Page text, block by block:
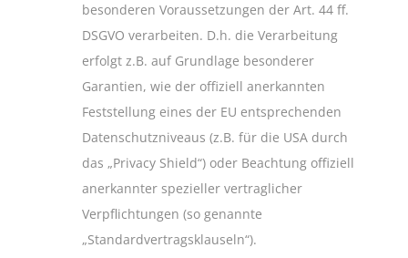
besonderen Voraussetzungen der Art. 44 ff.
DSGVO verarbeiten. D.h. die Verarbeitung
erfolgt z.B. auf Grundlage besonderer
Garantien, wie der offiziell anerkannten
Feststellung eines der EU entsprechenden
Datenschutzniveaus (z.B. für die USA durch
das „Privacy Shield“) oder Beachtung offiziell
anerkannter spezieller vertraglicher
Verpflichtungen (so genannte
„Standardvertragsklauseln“).